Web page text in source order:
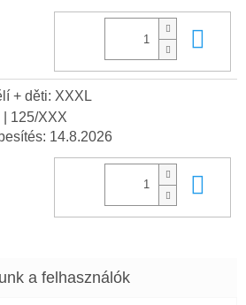
+ děti: XXXL
| 125/XXX
14.8.2026